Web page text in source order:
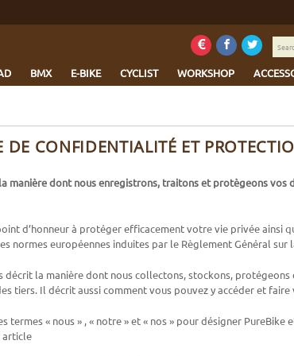
BMX E-BIKE CYCLIST WORKSHOP
Search
by
brand...
DE CONFIDENTIALITÉ ET
manière dont nous enregistrons, traitons et protègeons vos
d’honneur à protéger efficacement votre vie privée ainsi
normes européennes induites par le Règlement Général
décrit la manière dont nous collectons, stockons,
tiers. Il décrit aussi comment vous pouvez y accéder et
termes « nous » , « notre » et « nos » pour désigner
article